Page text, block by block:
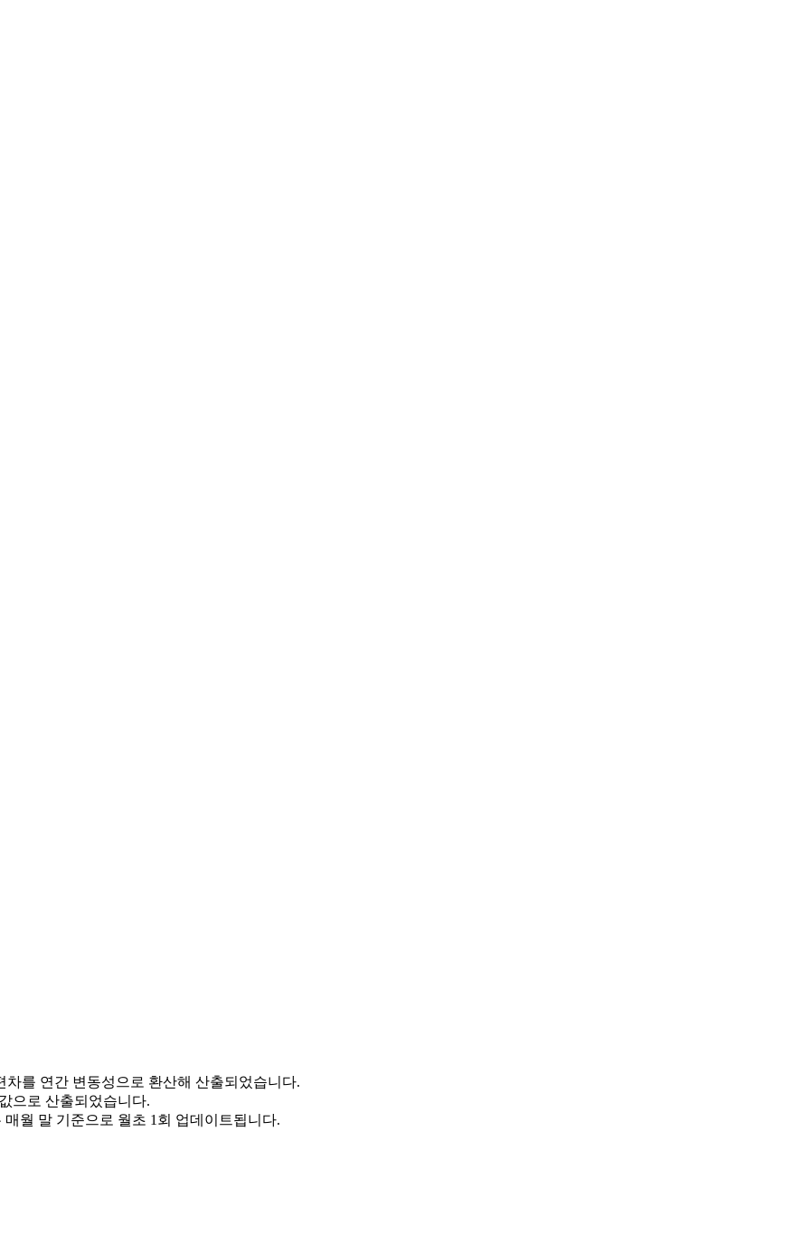
를 연간 변동성으로 환산해 산출되었습니다.
으로 산출되었습니다.
매월 말 기준으로 월초 1회 업데이트됩니다.